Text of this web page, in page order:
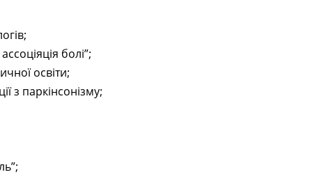
болі”;
освіти;
з паркінсонізму;